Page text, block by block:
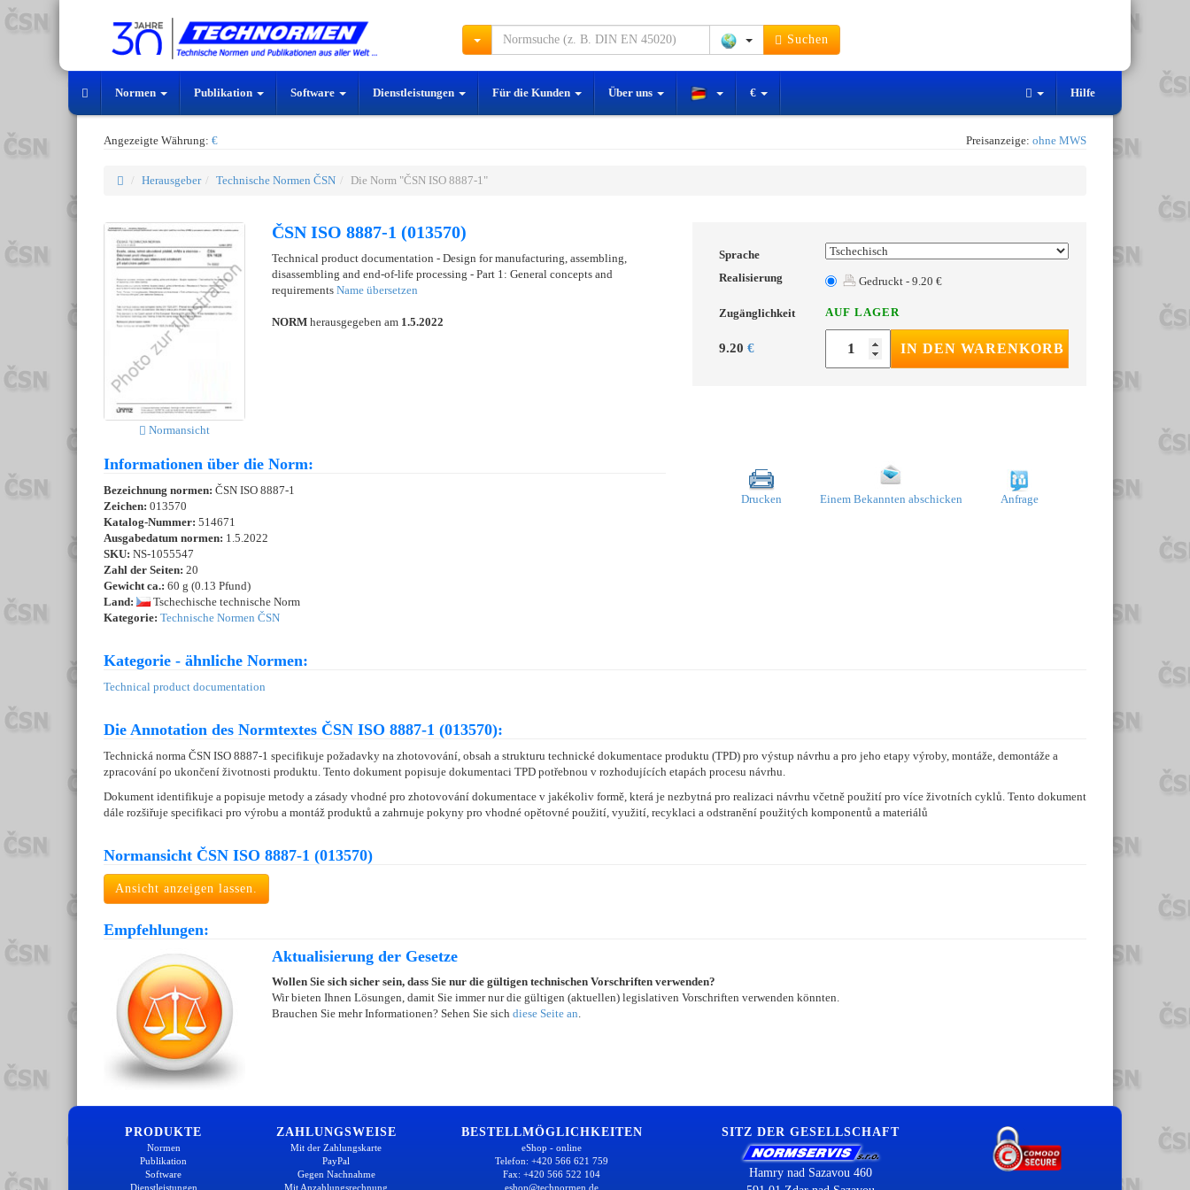
Suchen
Normen Publikation Software Dienstleistungen Für die Kunden Über uns € Hilfe
Angezeigte Währung: € Preisanzeige: ohne MWS
Herausgeber Technische Normen ČSN Die Norm "ČSN ISO 8887-1"
Normansicht
ČSN ISO 8887-1 (013570)
Technical product documentation - Design for manufacturing, assembling,
disassembling and end-of-life processing - Part 1: General concepts and
requirements Name übersetzen
NORM herausgegeben am 1.5.2022
Sprache
Realisierung
Gedruckt - 9.20 €
Zugänglichkeit AUF LAGER
9.20 € IN DEN WARENKORB
Informationen über die Norm:
Bezeichnung normen: ČSN ISO 8887-1
Zeichen: 013570
Katalog-Nummer: 514671
Ausgabedatum normen: 1.5.2022
SKU: NS-1055547
Zahl der Seiten: 20
Gewicht ca.: 60 g (0.13 Pfund)
Land:
Tschechische technische Norm
Kategorie: Technische Normen ČSN
Drucken Einem Bekannten abschicken Anfrage
Kategorie - ähnliche Normen:
Technical product documentation
Die Annotation des Normtextes ČSN ISO 8887-1 (013570):
Technická norma ČSN ISO 8887-1 specifikuje požadavky na zhotovování, obsah a strukturu technické dokumentace produktu (TPD) pro výstup návrhu a pro jeho etapy výroby, montáže, demontáže a
zpracování po ukončení životnosti produktu. Tento dokument popisuje dokumentaci TPD potřebnou v rozhodujících etapách procesu návrhu.
Dokument identifikuje a popisuje metody a zásady vhodné pro zhotovování dokumentace v jakékoliv formě, která je nezbytná pro realizaci návrhu včetně použití pro více životních cyklů. Tento dokument
dále rozšiřuje specifikaci pro výrobu a montáž produktů a zahrnuje pokyny pro vhodné opětovné použití, využití, recyklaci a odstranění použitých komponentů a materiálů
Normansicht ČSN ISO 8887-1 (013570)
Ansicht anzeigen lassen.
Empfehlungen:
Aktualisierung der Gesetze
Wollen Sie sich sicher sein, dass Sie nur die gültigen technischen Vorschriften verwenden?
Wir bieten Ihnen Lösungen, damit Sie immer nur die gültigen (aktuellen) legislativen Vorschriften verwenden könnten.
Brauchen Sie mehr Informationen? Sehen Sie sich diese Seite an.
PRODUKTE
Normen
Publikation
Software
Dienstleistungen
ZAHLUNGSWEISE
Mit der Zahlungskarte
PayPal
Gegen Nachnahme
Mit Anzahlungsrechnung
BESTELLMÖGLICHKEITEN
eShop - online
Telefon: +420 566 621 759
Fax: +420 566 522 104
eshop@technormen.de
SITZ DER GESELLSCHAFT
Hamry nad Sazavou 460